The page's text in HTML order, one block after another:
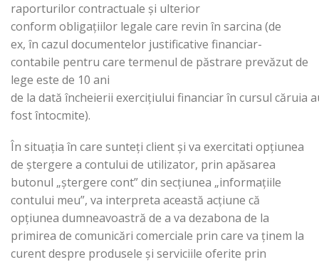
raporturilor contractuale și ulterior
conform obligațiilor legale care revin în sarcina (de
ex, în cazul documentelor justificative financiar-
contabile pentru care termenul de păstrare prevăzut de
lege este de 10 ani
de la dată încheierii exercițiului financiar în cursul căruia
fost întocmite).
În situația în care sunteți client și va exercitati opțiunea
de ștergere a contului de utilizator, prin apăsarea
butonul „ștergere cont” din secțiunea „informațiile
contului meu”, va interpreta această acțiune că
opțiunea dumneavoastră de a va dezabona de la
primirea de comunicări comerciale prin care va ținem la
curent despre produsele și serviciile oferite prin